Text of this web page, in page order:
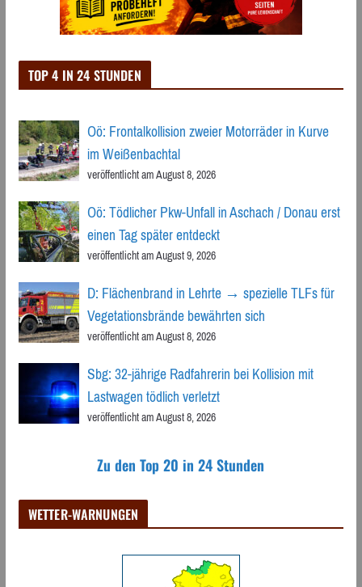
TOP 4 IN 24 STUNDEN
Oö: Frontalkollision zweier Motorräder in Kurve
im Weißenbachtal
veröffentlicht am August 8, 2026
Oö: Tödlicher Pkw-Unfall in Aschach / Donau erst
einen Tag später entdeckt
veröffentlicht am August 9, 2026
D: Flächenbrand in Lehrte → spezielle TLFs für
Vegetationsbrände bewährten sich
veröffentlicht am August 8, 2026
Sbg: 32-jährige Radfahrerin bei Kollision mit
Lastwagen tödlich verletzt
veröffentlicht am August 8, 2026
Zu den Top 20 in 24 Stunden
WETTER-WARNUNGEN